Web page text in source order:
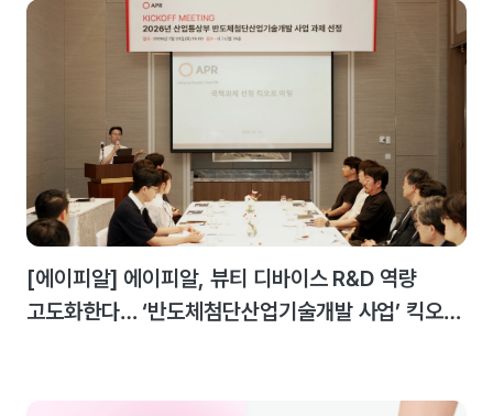
[에이피알] 에이피알, 뷰티 디바이스 R&D 역량
고도화한다… ‘반도체첨단산업기술개발 사업’ 킥오프